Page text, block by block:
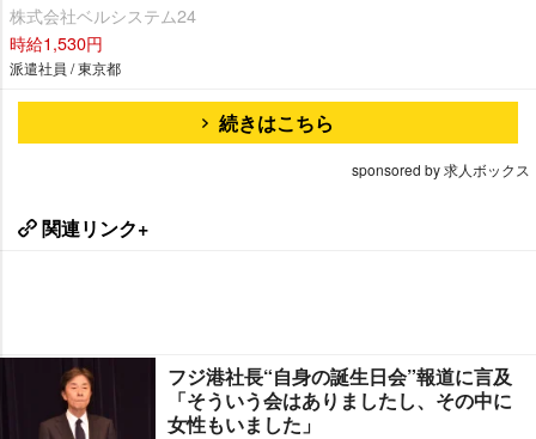
株式会社ベルシステム24
時給1,530円
派遣社員 / 東京都
続きはこちら
sponsored by 求人ボックス
関連リンク+
フジ港社長“自身の誕生日会”報道に言及
「そういう会はありましたし、その中に
女性もいました」